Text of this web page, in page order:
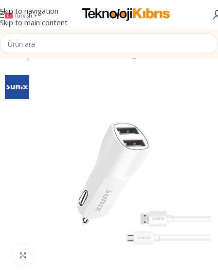
Skip to navigation
Skip to main content
Turkish ▼
Ana Sayfa/Elektronik/Tüketici Elektroniği